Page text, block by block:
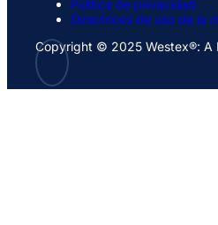
Política de privacidad
Directrices de uso de la
Copyright © 2025 Westex®: A